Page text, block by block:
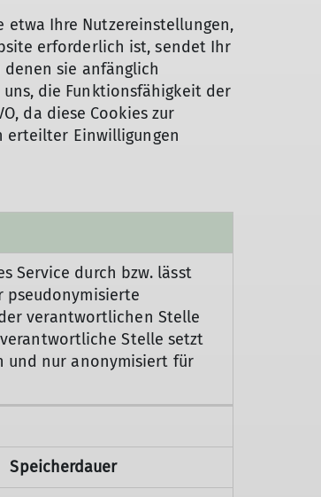
etwa Ihre Nutzereinstellungen,
erforderlich ist, sendet Ihr
sie anfänglich
die Funktionsfähigkeit der
da diese Cookies zur
erteilter Einwilligungen
Service durch bzw. lässt
pseudonymisierte
verantwortlichen Stelle
verantwortliche Stelle setzt
und nur anonymisiert für
Speicherdauer